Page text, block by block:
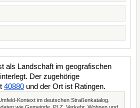
als Landschaft im geografischen
Der zugehörige
40880 und der Ort ist Ratingen.
Kontext im deutschen Straßenkatalog.